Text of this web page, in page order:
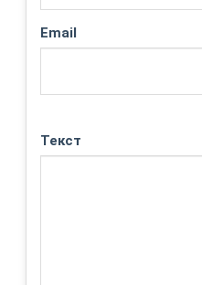
Email
Текст